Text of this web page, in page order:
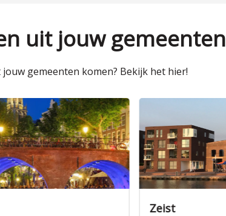
uit jouw gemeenten
gemeenten komen? Bekijk het hier!
Zeist